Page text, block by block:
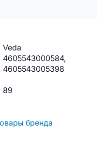
Veda
4605543000584,
4605543005398
89
бренда